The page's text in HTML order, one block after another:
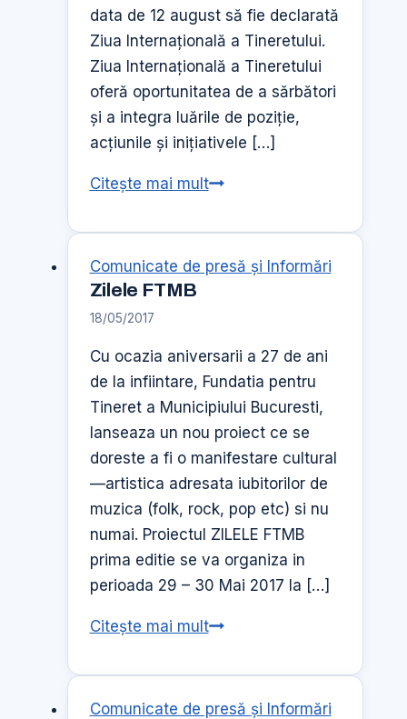
data de 12 august să fie declarată
Ziua Internaţională a Tineretului.
Ziua Internaţională a Tineretului
oferă oportunitatea de a sărbători
şi a integra luările de poziţie,
acţiunile şi iniţiativele […]
Citește mai multZiua
a
tineretului
Comunicate de presă şi Informări
Zilele FTMB
18/05/2017
Cu ocazia aniversarii a 27 de ani
de la infiintare, Fundatia pentru
Tineret a Municipiului Bucuresti,
lanseaza un nou proiect ce se
doreste a fi o manifestare cultural
—artistica adresata iubitorilor de
muzica (folk, rock, pop etc) si nu
numai. Proiectul ZILELE FTMB
prima editie se va organiza in
perioada 29 – 30 Mai 2017 la […]
Citește mai multZilele
Comunicate de presă şi Informări